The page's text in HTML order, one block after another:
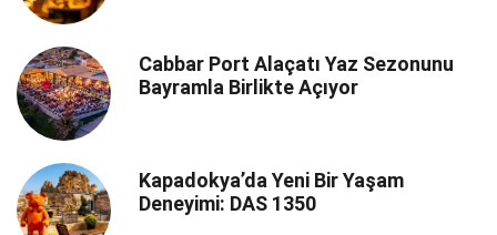
Cabbar Port Alaçatı Yaz Sezonunu
Bayramla Birlikte Açıyor
Kapadokya’da Yeni Bir Yaşam
Deneyimi: DAS 1350